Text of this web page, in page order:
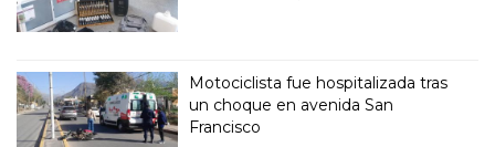
Motociclista fue hospitalizada tras
un choque en avenida San
Francisco